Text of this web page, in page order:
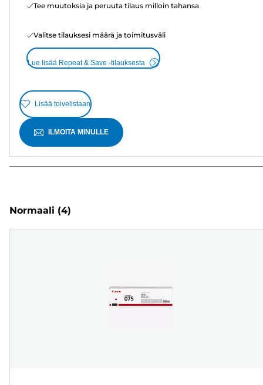
Tee muutoksia ja peruuta tilaus milloin tahansa
Valitse tilauksesi määrä ja toimitusväli
Lue lisää Repeat & Save -tilauksesta
Lisää toivelistaan
ILMOITA MINULLE
Normaali (4)